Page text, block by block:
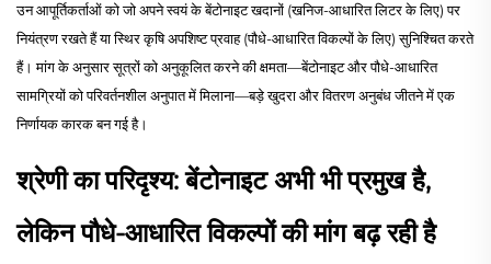
उन आपूर्तिकर्ताओं को जो अपने स्वयं के बेंटोनाइट खदानों (खनिज-आधारित लिटर के लिए) पर
नियंत्रण रखते हैं या स्थिर कृषि अपशिष्ट प्रवाह (पौधे-आधारित विकल्पों के लिए) सुनिश्चित करते
हैं। मांग के अनुसार सूत्रों को अनुकूलित करने की क्षमता—बेंटोनाइट और पौधे-आधारित
सामग्रियों को परिवर्तनशील अनुपात में मिलाना—बड़े खुदरा और वितरण अनुबंध जीतने में एक
निर्णायक कारक बन गई है।
श्रेणी का परिदृश्य: बेंटोनाइट अभी भी प्रमुख है,
लेकिन पौधे-आधारित विकल्पों की मांग बढ़ रही है